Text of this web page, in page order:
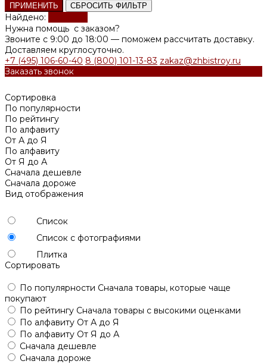
ПРИМЕНИТЬ СБРОСИТЬ ФИЛЬТР
Найдено:
Нужна помощь с заказом?
Звоните с 9:00 до 18:00 — поможем рассчитать доставку.
Доставляем круглосуточно.
+7 (495) 106-60-40 8 (800) 101-13-83 zakaz@zhbistroy.ru
Заказать звонок
Сортировка
По популярности
По рейтингу
По алфавиту
От А до Я
По алфавиту
От Я до А
Сначала дешевле
Сначала дороже
Вид отображения
Список
Список с фотографиями
Плитка
Сортировать
По популярности Сначала товары, которые чаще
покупают
По рейтингу Сначала товары с высокими оценками
По алфавиту От А до Я
По алфавиту От Я до А
Сначала дешевле
Сначала дороже